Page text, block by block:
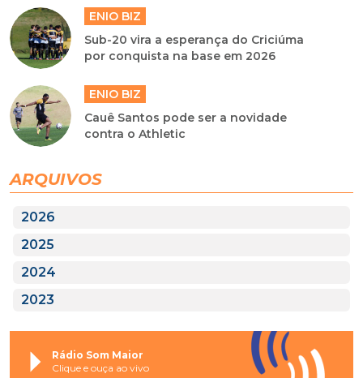
ENIO BIZ
Sub-20 vira a esperança do Criciúma
por conquista na base em 2026
ENIO BIZ
Cauê Santos pode ser a novidade
contra o Athletic
ARQUIVOS
2026
2025
2024
2023
Rádio Som Maior
Clique e ouça ao vivo